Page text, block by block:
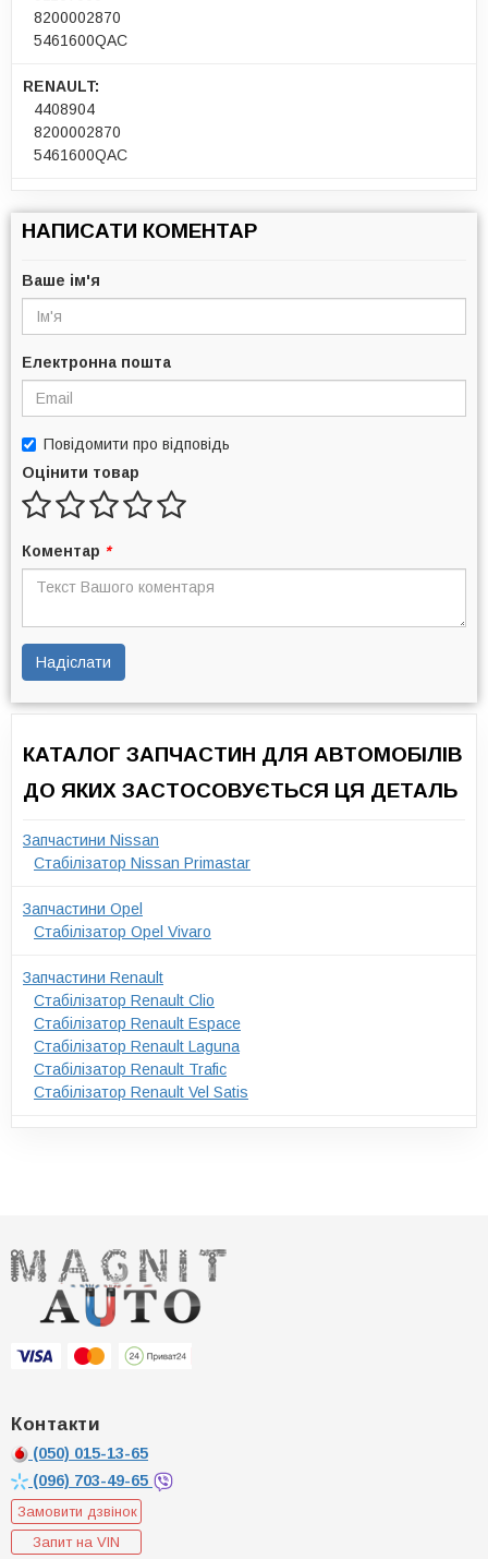
8200002870
5461600QAC
RENAULT:
4408904
8200002870
5461600QAC
НАПИСАТИ КОМЕНТАР
Ваше ім'я
Електронна пошта
Повідомити про відповідь
Оцінити товар
Коментар *
Надіслати
КАТАЛОГ ЗАПЧАСТИН ДЛЯ АВТОМОБІЛІВ
ДО ЯКИХ ЗАСТОСОВУЄТЬСЯ ЦЯ ДЕТАЛЬ
Запчастини Nissan
Стабілізатор Nissan Primastar
Запчастини Opel
Стабілізатор Opel Vivaro
Запчастини Renault
Стабілізатор Renault Clio
Стабілізатор Renault Espace
Стабілізатор Renault Laguna
Стабілізатор Renault Trafic
Стабілізатор Renault Vel Satis
Контакти
(050) 015-13-65
(096) 703-49-65
Замовити дзвінок
Запит на VIN